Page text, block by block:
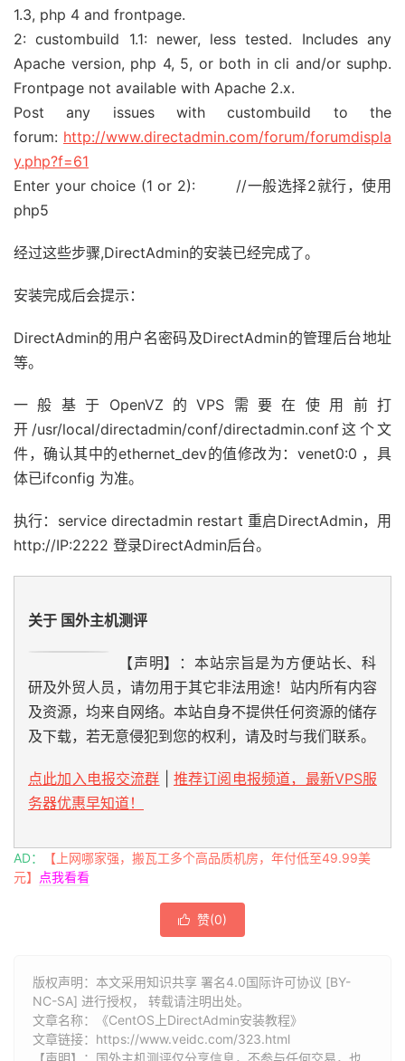
1.3, php 4 and frontpage.
2: custombuild 1.1: newer, less tested. Includes any
Apache version, php 4, 5, or both in cli and/or suphp.
Frontpage not available with Apache 2.x.
Post any issues with custombuild to the
forum: http://www.directadmin.com/forum/forumdispla
y.php?f=61
Enter your choice (1 or 2): //一般选择2就行，使用
php5
经过这些步骤,DirectAdmin的安装已经完成了。
安装完成后会提示：
DirectAdmin的用户名密码及DirectAdmin的管理后台地址
等。
一般基于OpenVZ的VPS需要在使用前打
开/usr/local/directadmin/conf/directadmin.conf这个文
件，确认其中的ethernet_dev的值修改为：venet0:0 ，具
体已ifconfig 为准。
执行：service directadmin restart 重启DirectAdmin，用
http://IP:2222 登录DirectAdmin后台。
关于 国外主机测评
【声明】：本站宗旨是为方便站长、科
研及外贸人员，请勿用于其它非法用途！站内所有内容
及资源，均来自网络。本站自身不提供任何资源的储存
及下载，若无意侵犯到您的权利，请及时与我们联系。
点此加入电报交流群
推荐订阅电报频道，最新VPS服
务器优惠早知道！
AD：
【上网哪家强，搬瓦工多个高品质机房，年付低至49.99美
元】
点我看看
 赞(0)
版权声明：本文采用知识共享 署名4.0国际许可协议 [BY-
NC-SA] 进行授权， 转载请注明出处。
文章名称：《CentOS上DirectAdmin安装教程》
文章链接： https://www.veidc.com/323.html
【声明】：国外主机测评仅分享信息，不参与任何交易，也